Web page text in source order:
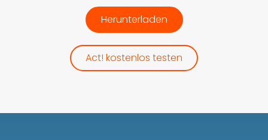
Herunterladen
Act! kostenlos testen